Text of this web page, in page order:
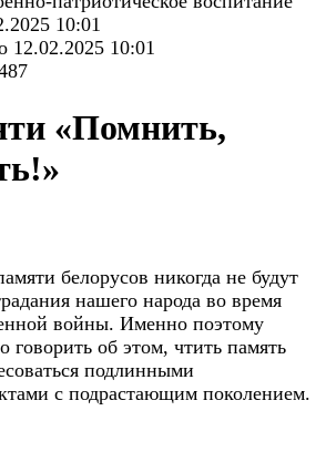
10:01
12.02.2025 10:01
«Помнить,
белорусов никогда не будут
нашего народа во время
войны. Именно поэтому
говорить об этом, чтить память
подлинными
с подрастающим поколением.